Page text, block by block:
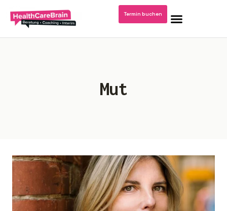
Über mich
Publikationen
Termin buchen
Mut